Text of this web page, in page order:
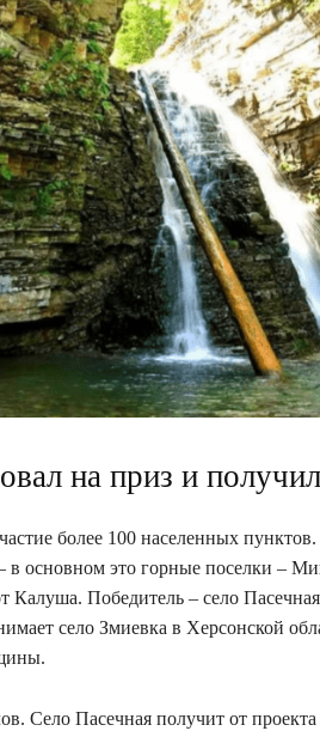
на приз и
более 100 населенных
в основном это горные поселки –
Калуша. Победитель – село
село Змиевка в Херсонской
Село Пасечная получит от